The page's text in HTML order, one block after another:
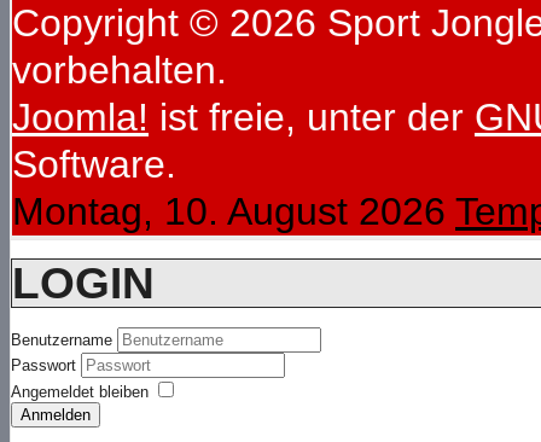
Copyright © 2026 Sport
vorbehalten.
Joomla! ist freie, unter der
Software.
Montag, 10. August 2026
LOGIN
Benutzername
Passwort
Angemeldet bleiben
Anmelden